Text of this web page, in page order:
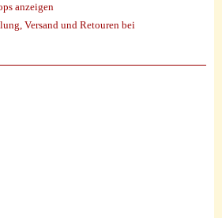
anzeigen
Versand und Retouren bei